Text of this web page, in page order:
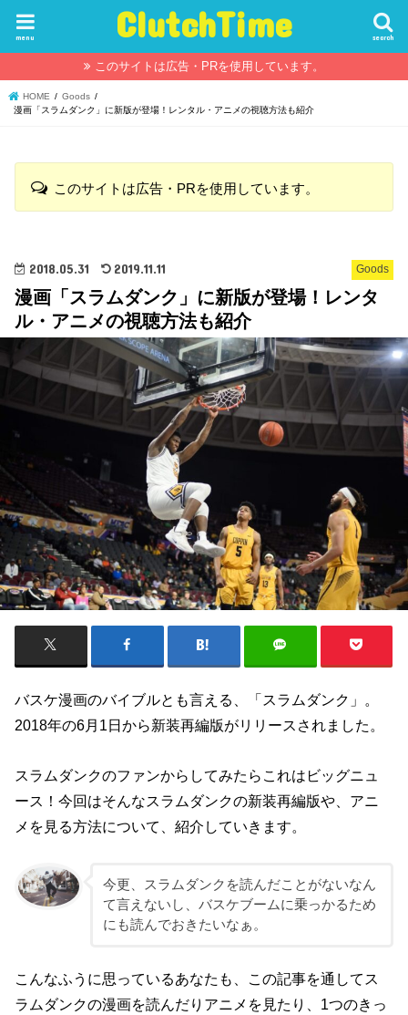
ClutchTime search
menu
このサイトは広告・PRを使用しています。
HOME
Goods
漫画「スラムダンク」に新版が登場！レンタル・アニメの視聴方法も紹介
このサイトは広告・PRを使用しています。
Goods
2018.05.31 2019.11.11
漫画「スラムダンク」に新版が登場！レンタ
ル・アニメの視聴方法も紹介
バスケ漫画のバイブルとも言える、「スラムダンク」。
2018年の6月1日から新装再編版がリリースされました。
スラムダンクのファンからしてみたらこれはビッグニュ
ース！今回はそんなスラムダンクの新装再編版や、アニ
メを見る方法について、紹介していきます。
今更、スラムダンクを読んだことがないなん
て言えないし、バスケブームに乗っかるため
にも読んでおきたいなぁ。
こんなふうに思っているあなたも、この記事を通してス
ラムダンクの漫画を読んだりアニメを見たり、1つのきっ